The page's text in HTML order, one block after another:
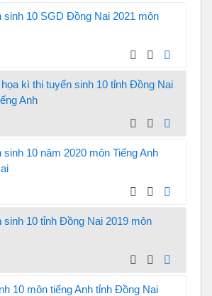
sinh 10 SGD Đồng Nai 2021 môn
kì thi tuyển sinh 10 tỉnh Đồng Nai
Anh
10 năm 2020 môn Tiếng Anh
sinh 10 tỉnh Đồng Nai 2019 môn
10 môn tiếng Anh tỉnh Đồng Nai